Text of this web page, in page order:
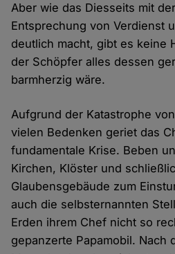
Aber wie das Diesseits mit
Entsprechung von Verdienst
deutlich macht, gibt es keine
der Schöpfer alles dessen
barmherzig wäre.
Aufgrund der Katastrophe
vielen Bedenken geriet das
fundamentale Krise. Beben
Kirchen, Klöster und
Glaubensgebäude zum
auch die selbsternannten
Erden ihrem Chef nicht so
gepanzerte Papamobil. Nach